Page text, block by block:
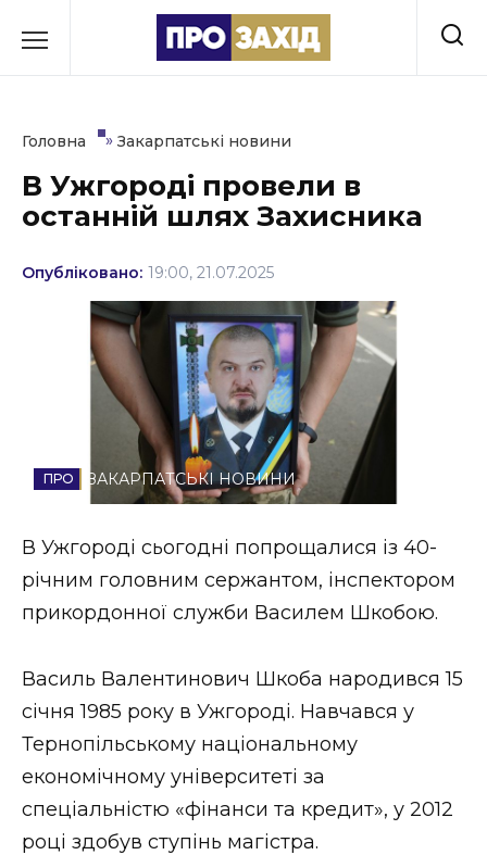
до
Культура
Освіта
Події
Політика
Стиль життя
Втрачений Ужгород
Втрачений Ужгород (відеоверсія)
ЗАКАРПАТСЬКІ НОВИНИ
НОВИНИ ЗАХІДНОЇ УКРАЇНИ
Головна » Закарпатські новини
В Ужгороді провели в
останній шлях Захисника
Опубліковано: 19:00, 21.07.2025
ЗАКАРПАТСЬКІ НОВИНИ
В Ужгороді сьогодні попрощалися із 40-
річним головним сержантом, інспектором
прикордонної служби Василем Шкобою.
Василь Валентинович Шкоба народився 15
січня 1985 року в Ужгороді. Навчався у
Тернопільському національному
економічному університеті за
спеціальністю «фінанси та кредит», у 2012
році здобув ступінь магістра.